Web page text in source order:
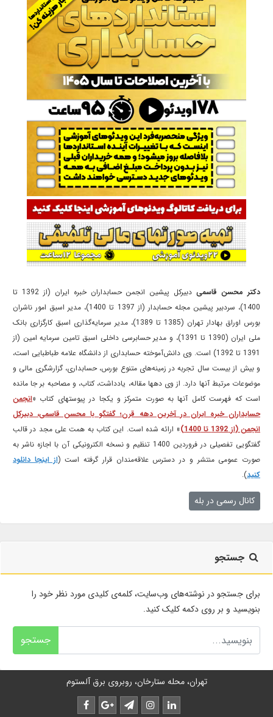
دکتر محسن قاسمی
دبیرکل پیشین انجمن حسابداران خبره ایران (از 1392 تا
1400)، سردبیر پیشین مجله حسابدار (از 1397 تا 1400)، مدیر اسبق امور ناشران
بورس اوراق بهادار تهران (1385 تا 1389)، مدیر سرمایه‌گذاری اسبق کارگزاری بانک
ملی ایران (1390 تا 1391)، و مدیر حسابرسی داخلی اسبق تامین سرمایه امین (از
1391 تا 1392) است. وی دانش‌آموخته حسابداری از دانشگاه علامه طباطبایی است،
و بیش از بیست سال تجربه در زمینه‌های متنوع بورس، حسابداری، گزارشگری مالی و
موضوعات مرتبط آنها دارد. از وی دهها مقاله، یادداشت، کتاب، و مصاحبه بر جا مانده
است که فهرست کامل آنها به صورت متمرکز و یکجا در پیوستهای کتاب «انجمن
حسابداران خبره ایران در آخرین دهه قرن؛ گفتگو با محسن قاسمی، دبیرکل
انجمن (از 1392 تا 1400)
» ارائه شده است. این کتاب به همت علی مجد در قالب
گفتگویی تفصیلی در فروردین 1400 تنظیم و نسخه الکترونیکی آن با اجازه ناشر به
صورت عمومی منتشر و در دسترس علاقه‌مندان قرار گرفته است (از اینجا دانلود
کنید).
کانال رسمی در بله
جستجو
برای جستجو در نوشته‌های وب‌سایت، کلمه‌ی کلیدی مورد نظر خود را
بنویسید و بر روی دکمه کلیک کنید.
جستجو
تهران، محله ستارخان، روبروی برق آلستوم